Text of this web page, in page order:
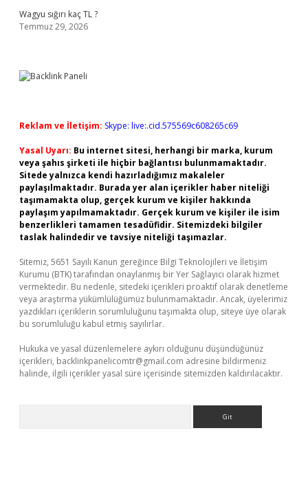
Wagyu sığırı kaç TL ?
Temmuz 29, 2026
Reklam ve İletişim: Skype: live:.cid.575569c608265c69
Yasal Uyarı: Bu internet sitesi, herhangi bir marka, kurum
veya şahıs şirketi ile hiçbir bağlantısı bulunmamaktadır.
Sitede yalnızca kendi hazırladığımız makaleler
paylaşılmaktadır. Burada yer alan içerikler haber niteliği
taşımamakta olup, gerçek kurum ve kişiler hakkında
paylaşım yapılmamaktadır. Gerçek kurum ve kişiler ile isim
benzerlikleri tamamen tesadüfidir. Sitemizdeki bilgiler
taslak halindedir ve tavsiye niteliği taşımazlar.
Sitemiz, 5651 Sayılı Kanun gereğince Bilgi Teknolojileri ve İletişim
Kurumu (BTK) tarafından onaylanmış bir Yer Sağlayıcı olarak hizmet
vermektedir. Bu nedenle, sitedeki içerikleri proaktif olarak denetleme
veya araştırma yükümlülüğümüz bulunmamaktadır. Ancak, üyelerimiz
yazdıkları içeriklerin sorumluluğunu taşımakta olup, siteye üye olarak
bu sorumluluğu kabul etmiş sayılırlar.
Hukuka ve yasal düzenlemelere aykırı olduğunu düşündüğünüz
içerikleri, backlinkpanelicomtr@gmail.com adresine bildirmeniz
halinde, ilgili içerikler yasal süre içerisinde sitemizden kaldırılacaktır.